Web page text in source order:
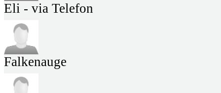
Eli - via Telefon
Falkenauge